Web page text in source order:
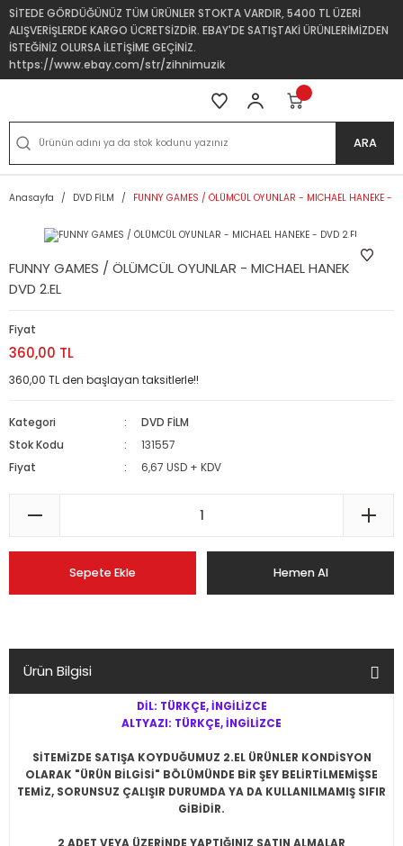
SİTEDE GÖRDÜĞÜNÜZ TÜM ÜRÜNLER STOKTA VARDIR, 5400 TL ÜZERİ
ALIŞVERİŞLERDE KARGO ÜCRETSİZDİR. EBAY'DE SATIŞTAKİ ÜRÜNLERİMİZDEN
İSTEĞİNİZ OLURSA İLETİŞİME GEÇİNİZ.
https://www.ebay.com/str/zihnimuzik
ARA
Anasayfa DVD FİLM FUNNY GAMES / ÖLÜMCÜL OYUNLAR - MICHAEL HANEKE -
FUNNY GAMES / ÖLÜMCÜL OYUNLAR - MICHAEL HANEKE -
DVD 2.EL
Fiyat
360,00 TL
360,00 TL den başlayan taksitlerle!!
Kategori
DVD FİLM
Stok Kodu
131557
Fiyat
6,67 USD + KDV
Sepete Ekle Hemen Al
Ürün Bilgisi
DİL: TÜRKÇE, İNGİLİZCE
ALTYAZI: TÜRKÇE, İNGİLİZCE
SİTEMİZDE SATIŞA KOYDUĞUMUZ 2.EL ÜRÜNLER KONDİSYON
OLARAK "ÜRÜN BİLGİSİ" BÖLÜMÜNDE BİR ŞEY BELİRTİLMEMİŞSE
TEMİZ, SORUNSUZ ÇALIŞIR DURUMDA YA DA KULLANILMAMIŞ SIFIR
GİBİDİR.